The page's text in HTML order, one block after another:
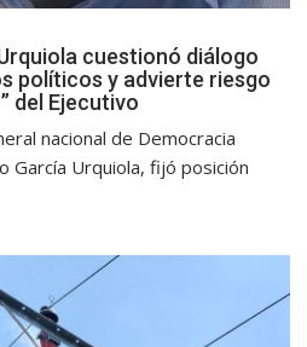
cuestionó diálogo
políticos y advierte riesgo
del Ejecutivo
nacional de Democracia
García Urquiola, fijó posición